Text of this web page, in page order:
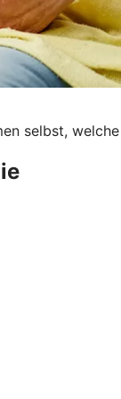
selbst,